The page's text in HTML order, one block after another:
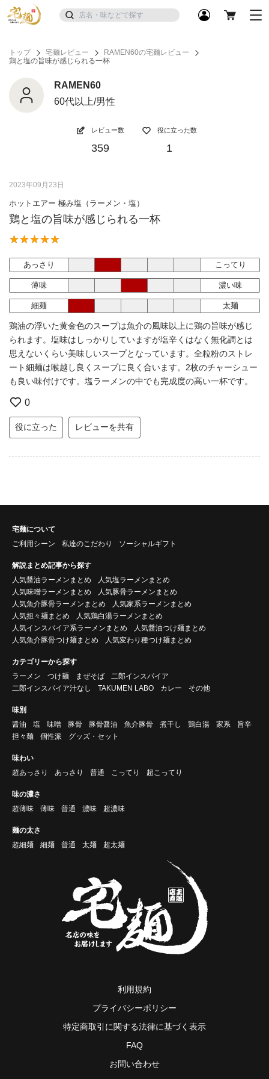
トップ 宅麺レビュー
RAMEN60の宅麺レビュー
鶏と塩の旨味が感じられる一杯
RAMEN60
60代以上/男性
レビュー数
359
役に立った数
1
2023年09月23日
ホットエアー 極み塩（ラーメン・塩）
鶏と塩の旨味が感じられる一杯
あっさり こってり
薄味 濃い味
細麺 太麺
鶏油の浮いた黄金色のスープは魚介の風味以上に鶏の旨味が感じ
られます。塩味はしっかりしていますが塩辛くはなく無化調とは
思えないくらい美味しいスープとなっています。全粒粉のストレ
ート細麺は喉越し良くスープに良く合います。2枚のチャーシュー
も良い味付けです。塩ラーメンの中でも完成度の高い一杯です。
0
役に立った レビューを共有
宅麺について
ご利用シーン
私達のこだわり ソーシャルギフト
解説まとめ記事から探す
人気醤油ラーメンまとめ
人気塩ラーメンまとめ
人気味噌ラーメンまとめ
人気豚骨ラーメンまとめ
人気魚介豚骨ラーメンまとめ
人気家系ラーメンまとめ
人気担々麺まとめ
人気鶏白湯ラーメンまとめ
人気インスパイア系ラーメンまとめ
人気醤油つけ麺まとめ
人気魚介豚骨つけ麺まとめ
人気変わり種つけ麺まとめ
カテゴリーから探す
ラーメン
つけ麺 まぜそば
二郎インスパイア
二郎インスパイア汁なし
TAKUMEN LABO カレー その他
味別
醤油
塩 味噌 豚骨 豚骨醤油 魚介豚骨 煮干し 鶏白湯 家系
旨辛
担々麺
個性派 グッズ・セット
味わい
超あっさり
あっさり 普通 こってり 超こってり
味の濃さ
超薄味
薄味 普通 濃味 超濃味
麺の太さ
超細麺
細麺 普通 太麺 超太麺
利用規約
プライバシーポリシー
特定商取引に関する法律に基づく表示
FAQ
お問い合わせ